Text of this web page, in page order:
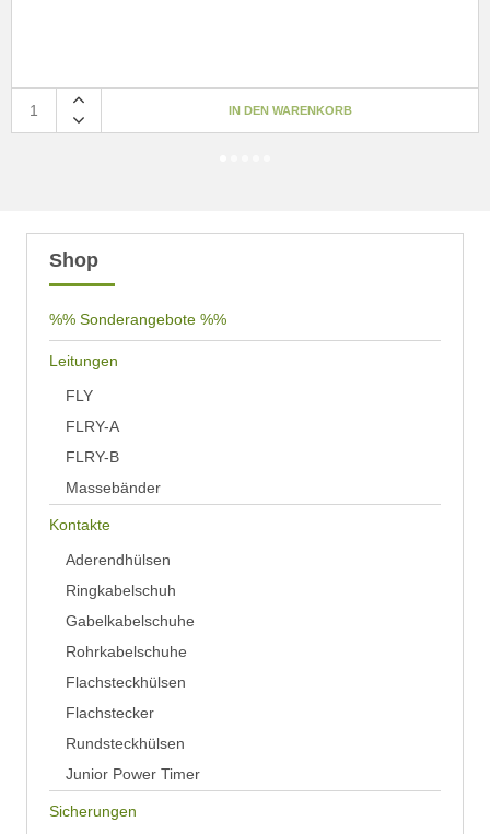
Shop
%% Sonderangebote %%
Leitungen
FLY
FLRY-A
FLRY-B
Massebänder
Kontakte
Aderendhülsen
Ringkabelschuh
Gabelkabelschuhe
Rohrkabelschuhe
Flachsteckhülsen
Flachstecker
Rundsteckhülsen
Junior Power Timer
Sicherungen